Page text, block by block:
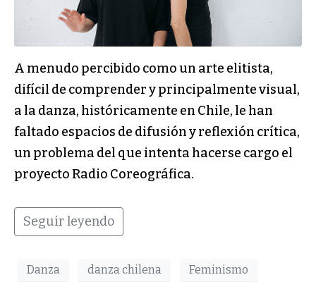
A menudo percibido como un arte elitista,
difícil de comprender y principalmente visual,
a la danza, históricamente en Chile, le han
faltado espacios de difusión y reflexión crítica,
un problema del que intenta hacerse cargo el
proyecto Radio Coreográfica.
Seguir leyendo
Danza danza chilena
Feminismo